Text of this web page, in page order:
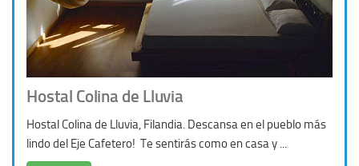
Hostal Colina de Lluvia
Hostal Colina de Lluvia, Filandia. Descansa en el pueblo más
lindo del Eje Cafetero! Te sentirás como en casa y ...